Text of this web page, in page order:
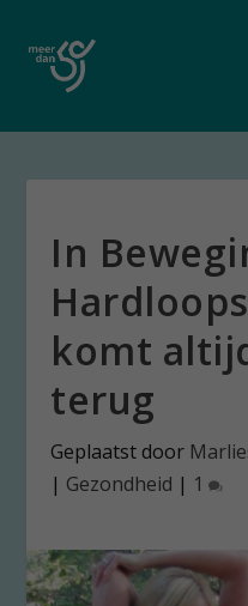
In
komt
terug
Geplaatst door
| Gezondheid | 1